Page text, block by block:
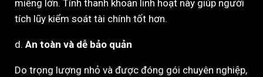
miếng lớn. Tính thanh khoản linh hoạt này giúp người
tích lũy kiểm soát tài chính tốt hơn.
d. An toàn và dễ bảo quản
Do trọng lượng nhỏ và được đóng gói chuyên nghiệp,